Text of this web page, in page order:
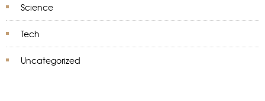
Science
Tech
Uncategorized